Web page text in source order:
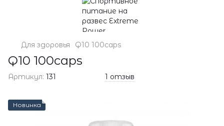
Для здоровья Q10 100caps
Q10 100caps
Артикул: 131 1 отзыв
Новинка